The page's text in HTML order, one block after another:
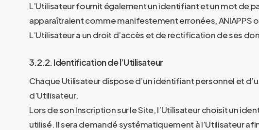
L’Utilisateur fournit également un identifiant et un mot de
apparaîtraient comme manifestement erronées, ANIAPPS
L’Utilisateur a un droit d’accès et de rectification de ses
3.2.2. Identification de l’Utilisateur
Chaque Utilisateur dispose d’un identifiant personnel et
d’Utilisateur.
Lors de son Inscription sur le Site, l’Utilisateur choisit un
utilisé. Il sera demandé systématiquement à l’Utilisateur